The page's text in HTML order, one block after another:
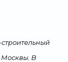
Москвы. В